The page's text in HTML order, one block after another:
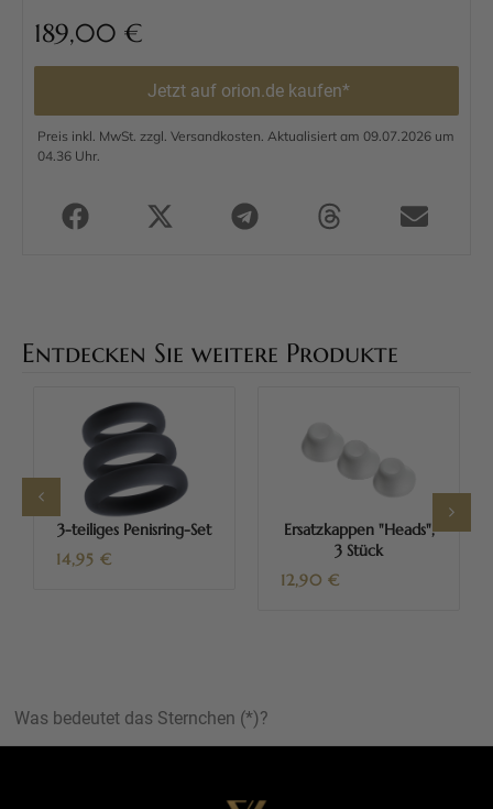
189,00 €
Jetzt auf orion.de kaufen*
Preis inkl. MwSt. zzgl. Versandkosten. Aktualisiert am 09.07.2026 um
04.36 Uhr.
Entdecken Sie weitere Produkte
3-teiliges Penisring-Set
14,95 €
Ersatzkappen "Heads",
3 Stück
12,90 €
Was bedeutet das Sternchen (*)?